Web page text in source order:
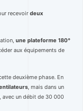
recevoir deux
une plateforme 180°
aux équipements de
deuxième phase. En
, mais dans un
avec un débit de 30 000